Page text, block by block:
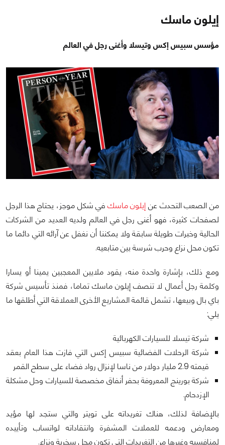
إيلون ماسك
مؤسس سبيس إكس وتيسلا وأغنى رجل في العالم
من الصعب التحدث عن إيلون ماسك في شكل موجز، يحتاج هذا الرجل
لصفحات كثيرة، فهو أغنى رجل في العالم ولديه العديد من الشركات
الحالية وخبرات طويلة سابقة ولا يمكننا أن نغفل عن آرائه التي دائما ما
تكون محل نزاع وحرب شرسة بين متابعيه.
ومع ذلك، بإشارة واحدة منه، يقود ملايين المعجبين يمينا أو يسارا
وكلمة رجل أعمال لا تنصف إيلون ماسك تماما، فمنذ تأسيس شركة
باي بال وبيعها، تشمل قائمة المشاريع الأخرى العملاقة التي أطلقها ما
يلي:
شركة تيسلا للسيارات الكهربائية
شركة الرحلات الفضائية سبيس إكس التي فازت هذا العام بعقد
قيمته 2.9 مليار دولار من ناسا لإنزال رواد فضاء على سطح القمر
شركة بورينج المعروفة بحفر أنفاق مخصصة للسيارات وحل مشكلة
الإزدحام.
بالإضافة لذلك، هناك تغريداته على تويتر والتي ستجد لها مؤيد
ومعارض ودعمه للعملات المشفرة وانتقاداته لواتساب وتأييده
لمنافسيه وغيرها من التغريدات التي تكون محل سخرية ونزاع.